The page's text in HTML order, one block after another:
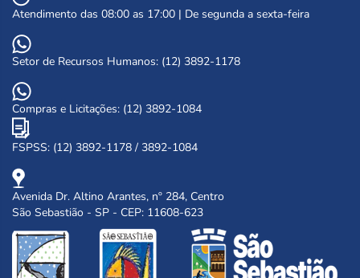
Atendimento das 08:00 as 17:00 | De segunda a sexta-feira
Setor de Recursos Humanos: (12) 3892-1178
Compras e Licitações: (12) 3892-1084
FSPSS: (12) 3892-1178 / 3892-1084
Avenida Dr. Altino Arantes, nº 284, Centro
São Sebastião - SP - CEP: 11608-623